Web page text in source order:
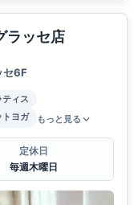
ラッセ店
セ6F
ィス
トヨガ もっと見る
定休日
毎週木曜日